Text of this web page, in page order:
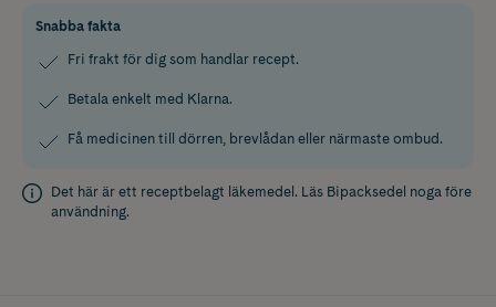
Snabba fakta
Fri frakt för dig som handlar recept.
Betala enkelt med Klarna.
Få medicinen till dörren, brevlådan eller närmaste ombud.
Det här är ett receptbelagt läkemedel. Läs Bipacksedel noga före
användning.